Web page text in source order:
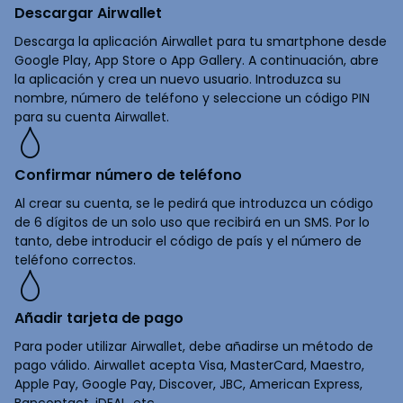
Descargar Airwallet
Descarga la aplicación Airwallet para tu smartphone desde
Google Play, App Store o App Gallery. A continuación, abre
la aplicación y crea un nuevo usuario. Introduzca su
nombre, número de teléfono y seleccione un código PIN
para su cuenta Airwallet.
Confirmar número de teléfono
Al crear su cuenta, se le pedirá que introduzca un código
de 6 dígitos de un solo uso que recibirá en un SMS. Por lo
tanto, debe introducir el código de país y el número de
teléfono correctos.
Añadir tarjeta de pago
Para poder utilizar Airwallet, debe añadirse un método de
pago válido. Airwallet acepta Visa, MasterCard, Maestro,
Apple Pay, Google Pay, Discover, JBC, American Express,